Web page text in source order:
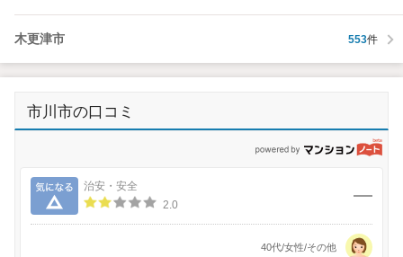
木更津市 553件
市川市の口コミ
気になる
治安・安全
2.0
40代/女性/その他